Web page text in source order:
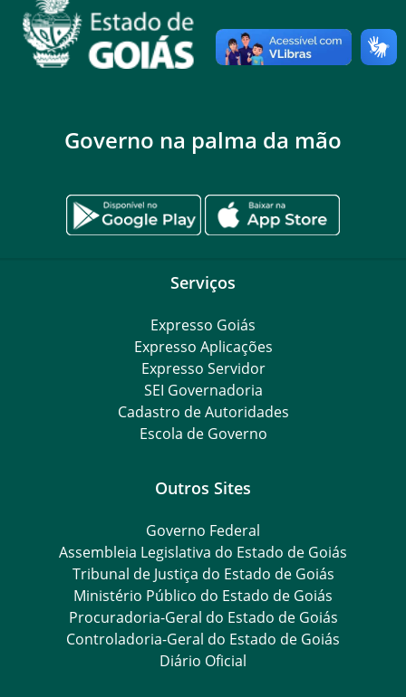
Governo na palma da mão
Serviços
Expresso Goiás
Expresso Aplicações
Expresso Servidor
SEI Governadoria
Cadastro de Autoridades
Escola de Governo
Outros Sites
Governo Federal
Assembleia Legislativa do Estado de Goiás
Tribunal de Justiça do Estado de Goiás
Ministério Público do Estado de Goiás
Procuradoria-Geral do Estado de Goiás
Controladoria-Geral do Estado de Goiás
Diário Oficial